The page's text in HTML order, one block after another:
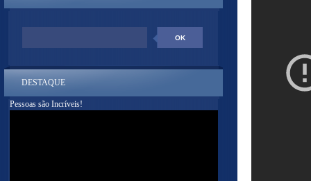
DESTAQUE
Pessoas são Incríveis!